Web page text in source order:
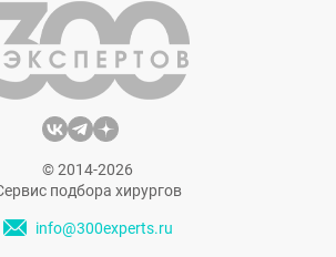
© 2014-2026
подбора хирургов
info@300experts.ru